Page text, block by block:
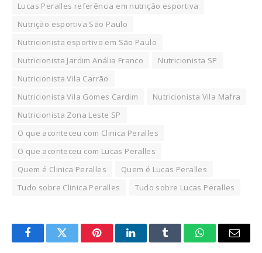
Lucas Peralles referência em nutrição esportiva
Nutrição esportiva São Paulo
Nutricionista esportivo em São Paulo
Nutricionista Jardim Anália Franco
Nutricionista SP
Nutricionista Vila Carrão
Nutricionista Vila Gomes Cardim
Nutricionista Vila Mafra
Nutricionista Zona Leste SP
O que aconteceu com Clinica Peralles
O que aconteceu com Lucas Peralles
Quem é Clinica Peralles
Quem é Lucas Peralles
Tudo sobre Clinica Peralles
Tudo sobre Lucas Peralles
FacebookTwitter PinterestLinkedInTumblr WhatsAppEmail